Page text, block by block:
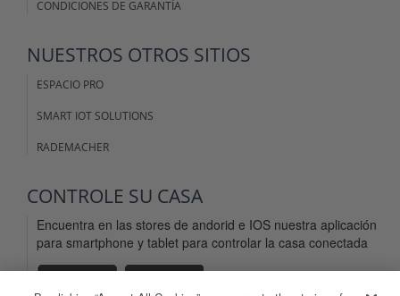
CONDICIONES DE GARANTÍA
NUESTROS OTROS SITIOS
ESPACIO PRO
SMART IOT SOLUTIONS
RADEMACHER
CONTROLE SU CASA
Encuentra en las stores de andorid e IOS nuestra aplicación
para smartphone y tablet para controlar la casa conectada